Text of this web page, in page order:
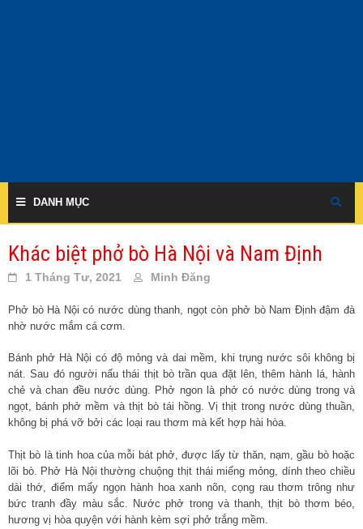
DANH MỤC
Khác biệt phở bò Hà Nội và Nam Định
1 Tháng Tư, 2021 Minh Đăng
Phở bò Hà Nội có nước dùng thanh, ngọt còn phở bò Nam Định đậm đà
nhờ nước mắm cá cơm.
Bánh phở Hà Nội có độ mỏng và dai mềm, khi trụng nước sôi không bị
nát. Sau đó người nấu thái thịt bò trần qua đặt lên, thêm hành lá, hành
chẻ và chan đều nước dùng. Phở ngon là phở có nước dùng trong và
ngọt, bánh phở mềm và thịt bò tái hồng. Vị thịt trong nước dùng thuần,
không bị phá vỡ bởi các loại rau thơm mà kết hợp hài hòa.
Thịt bò là tinh hoa của mỗi bát phở, được lấy từ thăn, nạm, gầu bò hoặc
lõi bò. Phở Hà Nội thường chuộng thịt thái miếng mỏng, dính theo chiều
dài thớ, điểm mấy ngọn hành hoa xanh nõn, cọng rau thơm trông như
bức tranh đầy màu sắc. Nước phở trong và thanh, thịt bò thơm béo,
hương vị hòa quyện với hành kèm sợi phở trắng mềm.